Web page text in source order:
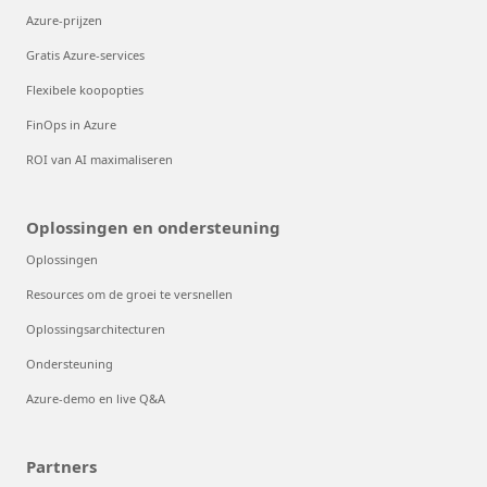
Azure-prijzen
Gratis Azure-services
Flexibele koopopties
FinOps in Azure
ROI van AI maximaliseren
Oplossingen en ondersteuning
Oplossingen
Resources om de groei te versnellen
Oplossingsarchitecturen
Ondersteuning
Azure-demo en live Q&A
Partners